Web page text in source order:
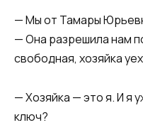
— Мы от Тамары
— Она разрешила нам
свободная, хозяйка
— Хозяйка — это я. И я
ключ?